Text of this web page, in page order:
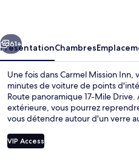
Suivant
61+
PrésentationChambres
Une fois dans Carmel Mission Inn,
minutes de voiture de points
Route panoramique 17-Mile
extérieure, vous pourrez
vous détendre autour d'un verre
et une terrasse. Les autres
attentionné et le succulent
VIP Access